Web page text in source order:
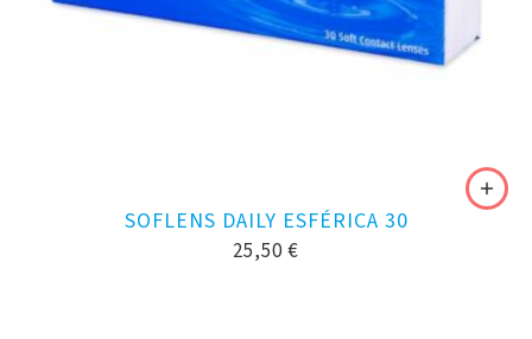
SOFLENS DAILY ESFÉRICA 30
25,50 €